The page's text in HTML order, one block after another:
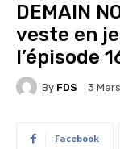
DEMAIN
veste en
l’épisode
By FDS 3
Facebook